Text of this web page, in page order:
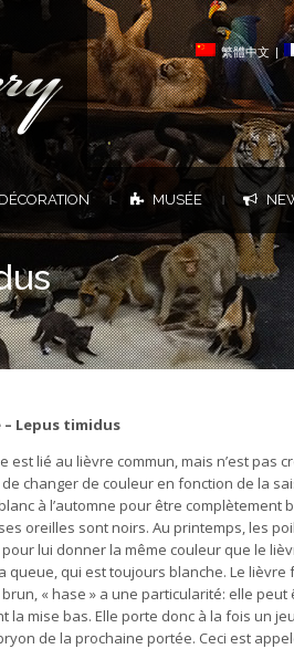
繁體中文 |
DÉCORATION MUSÉE
– Lepus timidus
est lié au lièvre commun, mais n’est pas
changer de couleur en fonction de la
à l’automne pour être complètement
oreilles sont noirs. Au printemps, les
lui donner la même couleur que le
queue, qui est toujours blanche. Le lièvre
« hase » a une particularité: elle
la mise bas. Elle porte donc à la fois un
de la prochaine portée. Ceci est